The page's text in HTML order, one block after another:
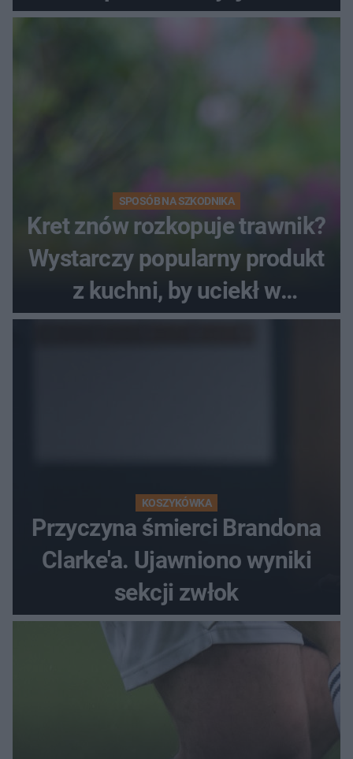
SPOSÓB NA SZKODNIKA
Kret znów rozkopuje trawnik?
Wystarczy popularny produkt
z kuchni, by uciekł w
popłochu
KOSZYKÓWKA
Przyczyna śmierci Brandona
Clarke'a. Ujawniono wyniki
sekcji zwłok